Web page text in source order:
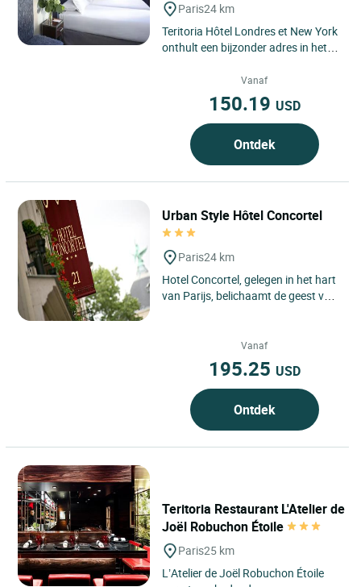
Paris24 km
Teritoria Hôtel Londres et New York
onthult een bijzonder adres in het
Vanaf
150.19 USD
Ontdek
Urban Style Hôtel Concortel
Paris24 km
Hotel Concortel, gelegen in het hart
van Parijs, belichaamt de geest van
Vanaf
195.25 USD
Ontdek
Teritoria Restaurant L'Atelier de
Joël Robuchon Étoile
Paris25 km
L’Atelier de Joël Robuchon Étoile